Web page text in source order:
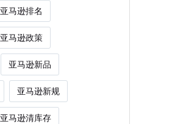
亚马逊排名
亚马逊政策
亚马逊新品
亚马逊新规
亚马逊清库存